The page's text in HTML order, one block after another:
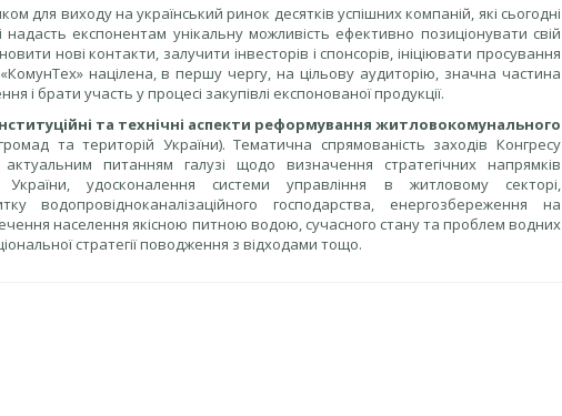
для виходу на український ринок десятків успішних компаній, які сьогодні
експонентам унікальну можливість ефективно позиціонувати свій
нові контакти, залучити інвесторів і спонсорів, ініціювати просування
націлена, в першу чергу, на цільову аудиторію, значна частина
і брати участь у процесі закупівлі експонованої продукції.
та технічні аспекти реформування житловокомунального
та територій України). Тематична спрямованість заходів Конгресу
актуальним питанням галузі щодо визначення стратегічних напрямків
України, удосконалення системи управління в житловому секторі,
водопровідноканалізаційного господарства, енергозбереження на
населення якісною питною водою, сучасного стану та проблем водних
стратегії поводження з відходами тощо.